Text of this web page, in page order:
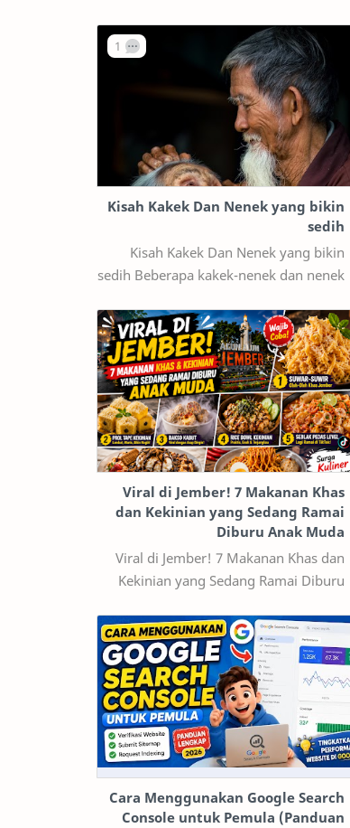
the term pillar article is familia…
Kisah Kakek Dan Nenek yang bikin
sedih
Kisah Kakek Dan Nenek yang bikin
sedih Beberapa kakek-nenek dan nenek
untuk mencari hadiah untuk cucu Anda.
Kemu…
Viral di Jember! 7 Makanan Khas
dan Kekinian yang Sedang Ramai
Diburu Anak Muda
Viral di Jember! 7 Makanan Khas dan
Kekinian yang Sedang Ramai Diburu
sebagai kota pendidikan dan pusat
ekonomi…
Cara Menggunakan Google Search
Console untuk Pemula (Panduan